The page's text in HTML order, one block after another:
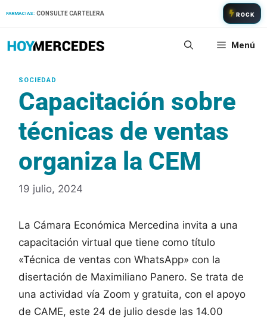
FARMACIAS: CONSULTE CARTELERA ROCK
Menú
Capacitación sobre
técnicas de ventas
organiza la CEM
19 julio, 2024
La Cámara Económica Mercedina invita a una
capacitación virtual que tiene como título
«Técnica de ventas con WhatsApp» con la
disertación de Maximiliano Panero. Se trata de
una actividad vía Zoom y gratuita, con el apoyo
de CAME, este 24 de julio desde las 14.00